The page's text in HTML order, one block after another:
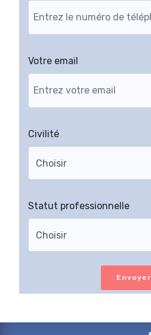
Votre email
Civilité
Statut professionnelle
Envoyer